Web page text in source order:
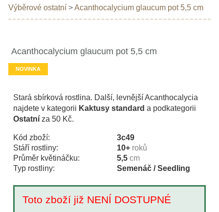
Výběrové ostatní >Acanthocalycium glaucum pot 5,5 cm
Acanthocalycium glaucum pot 5,5 cm
NOVINKA
Stará sbírková rostlina. Další, levnější Acanthocalycia
najdete v kategorii Kaktusy standard a podkategorii
Ostatní za 50 Kč.
Kód zboží:
3c49
Stáří rostliny:
10+ roků
Průměr květináčku:
5,5 cm
Typ rostliny:
Semenáč / Seedling
Toto zboží již NENÍ DOSTUPNÉ